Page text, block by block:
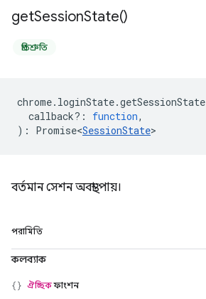
getSessionState()
প্রতিশ্রুতি
chrome. loginState.getSessionState
callback? : function,
) : Promise<SessionState>
বর্তমান সেশন অবস্থা পায়।
পরামিতি
কলব্যাক
ঐচ্ছিকফাংশন